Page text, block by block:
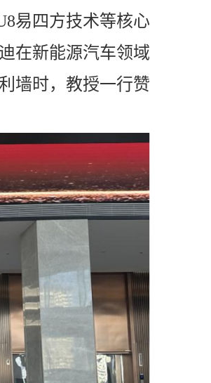
易四方技术等核心
在新能源汽车领域
墙时，教授一行赞